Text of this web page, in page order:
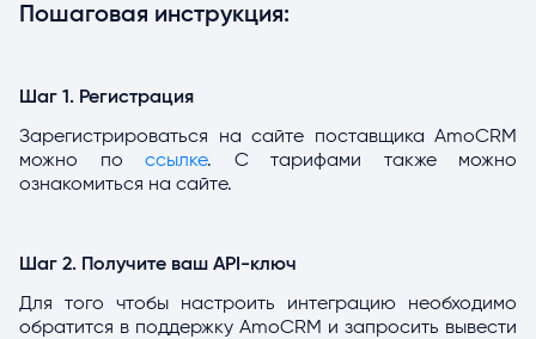
Пошаговая инструкция:
Шаг 1. Регистрация
Зарегистрироваться на сайте поставщика AmoCRM
можно по ссылке. С тарифами также можно
ознакомиться на сайте.
Шаг 2. Получите ваш API-ключ
Для того чтобы настроить интеграцию необходимо
обратится в поддержку AmoCRM и запросить вывести